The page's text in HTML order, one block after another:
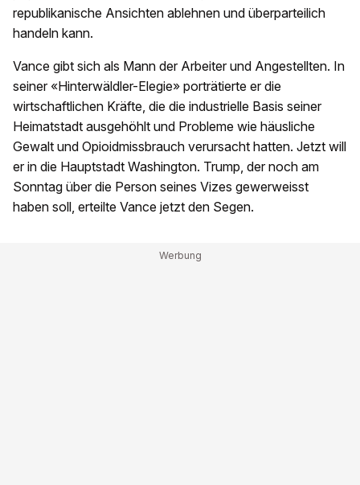
republikanische Ansichten ablehnen und überparteilich
handeln kann.
Vance gibt sich als Mann der Arbeiter und Angestellten. In
seiner «Hinterwäldler-Elegie» porträtierte er die
wirtschaftlichen Kräfte, die die industrielle Basis seiner
Heimatstadt ausgehöhlt und Probleme wie häusliche
Gewalt und Opioidmissbrauch verursacht hatten. Jetzt will
er in die Hauptstadt Washington. Trump, der noch am
Sonntag über die Person seines Vizes gewerweisst
haben soll, erteilte Vance jetzt den Segen.